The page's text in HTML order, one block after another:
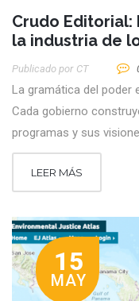
Crudo
la industria de
Publicado por CT
La gramática del
Cada gobierno
programas y sus
LEER MÁS
15
MAY